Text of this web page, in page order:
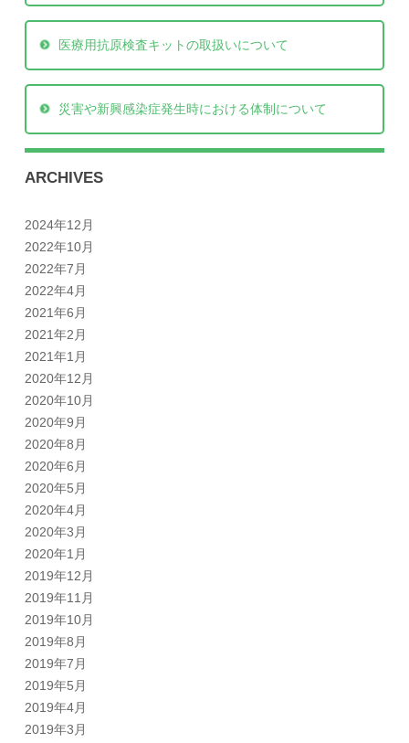
医療用抗原検査キットの取扱いについて
災害や新興感染症発生時における体制について
ARCHIVES
2024年12月
2022年10月
2022年7月
2022年4月
2021年6月
2021年2月
2021年1月
2020年12月
2020年10月
2020年9月
2020年8月
2020年6月
2020年5月
2020年4月
2020年3月
2020年1月
2019年12月
2019年11月
2019年10月
2019年8月
2019年7月
2019年5月
2019年4月
2019年3月